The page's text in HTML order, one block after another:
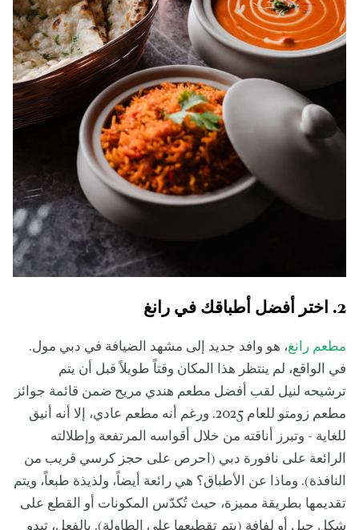
2. اختر أفضل أطباقك في رانغ
مطعم رانغ، هو وافد جديد إلى مشهد الضيافة في دبي مول.
في الواقع، لم ينتظر هذا المكان وقتاً طويلاً قبل أن يتم
ترشيحه لنيل لقب أفضل مطعم هندي مريح ضمن قائمة جوائز
مطعم زومتو للعام 2025. ورغم أنه مطعم عادي، إلا أنه أنيق
للغاية - وتبرز أناقته من خلال أقواسه المرتفعة وإطلالته
الرائعة على نافورة دبي (احرص على حجز كرسي قريب من
النافذة). وماذا عن الأطباق؟ هي رائعة أيضاً، ولذيذة طبعاً، ويتم
تقديمها بطريقة مميزة، حيث تُكدّس المكونات أو القطع على
شكل جبل أو لفافة (يتم تقطيعها على الطاولة). بالفعل، تبدو